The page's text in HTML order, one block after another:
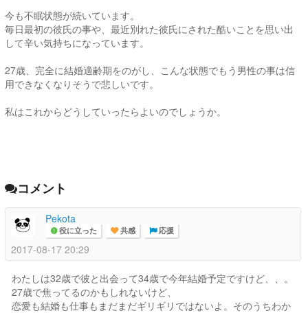
今も不眠状態が続いています。
毎日最初の彼氏の事や、最近別れた彼氏にされた酷いことを思い出
して辛い気持ちになっています。
27歳、完全に結婚適齢期をのがし、こんな状態でもう男性の事は信
用できなくなりそうで悲しいです。
私はこれからどうしていったらよいのでしょうか。
コメント
Pekota
役に立った 共感 応援
2017-08-17 20:29
わたしは32歳で彼と出会って34歳で今年結婚予定ですけど、、。
27歳で焦ってるのかもしれないけど、
恋愛も結婚も仕事もまだまだギリギリではないよ。そのうちわか